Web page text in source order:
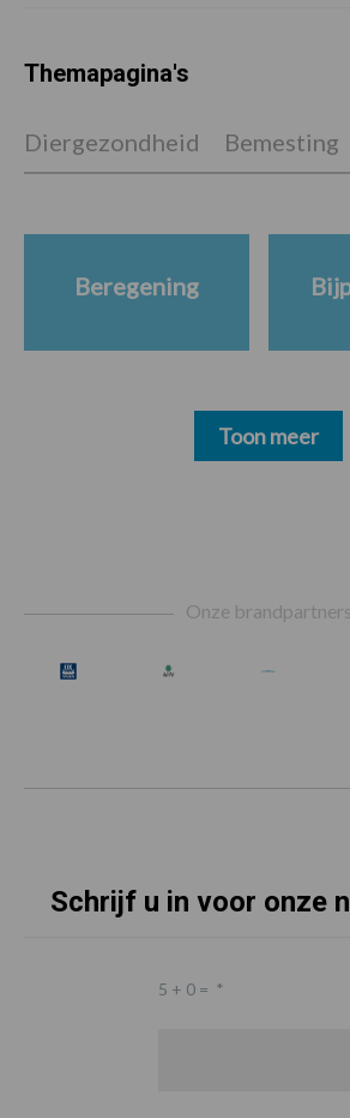
Themapagina's
Diergezondheid Bemesting
Beregening
Toon meer
Onze brandpartners
Schrijf u in voor onze
5 + 0 = *